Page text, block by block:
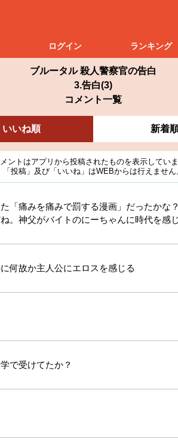
ログイン ランキング
ブルータル 殺人警察官の告白
3.告白(3)
コメント一覧
いいね順 新着
ントはアプリから投稿されたものを表示していま
「投稿」及び「いいね」はWEBからは行えません
「痛みを痛みで罰する漫画」だったかな
。神父がバイトのにーちゃんに時代を感じ
何故か主人公にエロスを感じる
で受けてたか？